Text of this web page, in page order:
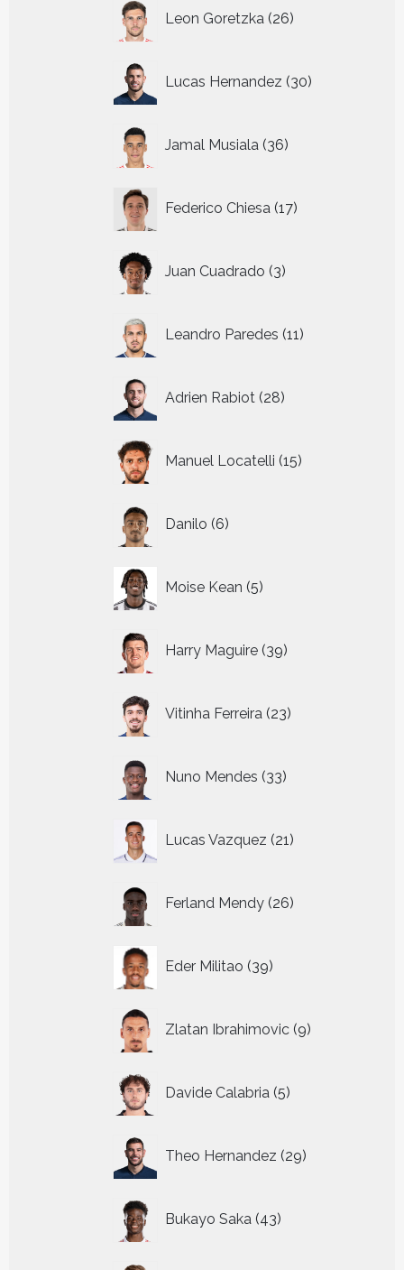
Leon Goretzka 26
producten
Lucas Hernandez 30
producten
Jamal Musiala 36
producten
Federico Chiesa 17
producten
Juan Cuadrado 3
producten
Leandro Paredes 11
producten
Adrien Rabiot 28
producten
Manuel Locatelli 15
producten
Danilo 6
producten
Moise Kean 5
producten
Harry Maguire 39
producten
Vitinha Ferreira 23
producten
Nuno Mendes 33
producten
Lucas Vazquez 21
producten
Ferland Mendy 26
producten
Eder Militao 39
producten
Zlatan Ibrahimovic 9
producten
Davide Calabria 5
producten
Theo Hernandez 29
producten
Bukayo Saka 43
producten